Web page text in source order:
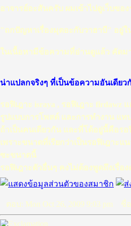
อาจารย์อะสันครับ ผมเข้าไปดูเว็บข
"ถกปัญหาเรื่องมุตอะกับวาฮาบี" อยู่
ในเนื้อหามีข้อความที่อ่านดูแล้ว คัดม
น่าแปลกจริงๆ ที่เป็นข้อความอันเดียว
รอฟิเฎาะ israya , รอฟิเฎาะ firdawz
รูปแบบการโพสต์ และการทำงาน แท
ถ้าเป็นคนเดียวกัน และที่โต้อยู่นี้คือร
เพราะขนาดที่เรียกว่าเป็นรอฟิเฎาะ
ซะขนาดนี้
รอฟิเฎาะตัวอื่นๆ คงไม่ต้องพูดถึงเรื่อ
ตอบ: Mon Oct 26, 2009 9:03 pm ชื่อ